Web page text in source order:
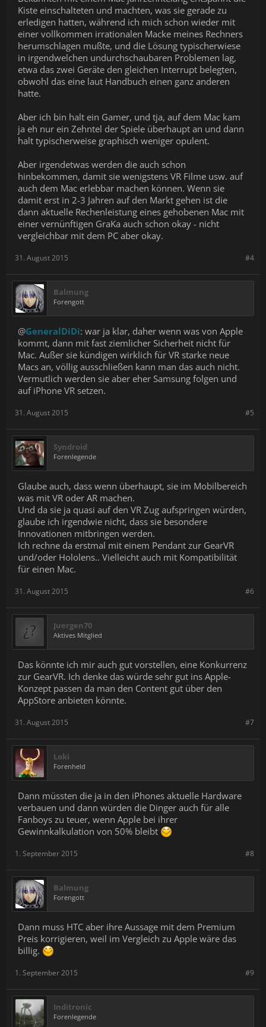
Kiste einschalteten und machten, was sie gerade zu
erledigen hatten, während ich mich schon wieder mit
einer vollkommen irrationalen Macke meines Rechners
herumschlagen mußte, und die Lösung typischerwiese
in irgendwelchen undurchschaubaren Problemen lag,
etwa das zwei Geräte den gleichen Interrupt belegten,
obwohl das eine laut Handbuch einen ganz anderen
hatte.
Aber ich bin halt ein Gamer, und tja, auf dem Mac kam
ja eh nur ein Zehntel der Spiele überhaupt an und dann
halt typischerweise graphisch weniger opulent.
Aber irgendetwas werden die auch schon
hinbekommen, damit sie wenigstens VR Filme usw. auf
auch dem Mac erlebbar machen können. Wenn sie
damit erst in 2-3 Jahren auf den Markt gehen ist die
dann aktuelle Rechenleistung eines gehobenen Mac mit
einer vernünftigen GraKa auch schon okay - nicht
vergleichbar mit dem PC aber okay.
#4
31. August 2015
Balmung
Forengott
@GeneralDiDi: war ja klar, daher wenn was von Apple
kommt, dann mit fast ziemlicher Sicherheit nicht für
Mac. Außer sie kündigen wirklich für VR starke neue
Macs an, völlig ausschließen kann man das auch nicht.
Vermutlich werden sie aber eher Samsung folgen und
auf iPhone VR setzen.
#5
31. August 2015
Syndroid
Forenlegende
Glaube auch, dass wenn überhaupt, sie im Mobilbereich
was mit VR oder AR machen.
Und da sie ja quasi auf den VR Zug aufspringen würden,
glaube ich irgendwie nicht, dass sie besondere
Innovationen mitbringen werden.
Ich rechne da erstmal mit einem Pendant zur GearVR
und/oder Hololens.. Vielleicht auch mit Kompatibilität
für einen Mac.
#6
31. August 2015
Juergen70
Aktives Mitglied
Das könnte ich mir auch gut vorstellen, eine Konkurrenz
zur GearVR. Ich denke das würde sehr gut ins Apple-
Konzept passen da man den Content gut über den
AppStore anbieten könnte.
#7
31. August 2015
Loki
Forenheld
Dann müssten die ja in den iPhones aktuelle Hardware
verbauen und dann würden die Dinger auch für alle
Fanboys zu teuer, wenn Apple bei ihrer
Gewinnkalkulation von 50% bleibt
#8
1. September 2015
Balmung
Forengott
Dann muss HTC aber ihre Aussage mit dem Premium
Preis korrigieren, weil im Vergleich zu Apple wäre das
billig.
#9
1. September 2015
Inditronic
Forenlegende